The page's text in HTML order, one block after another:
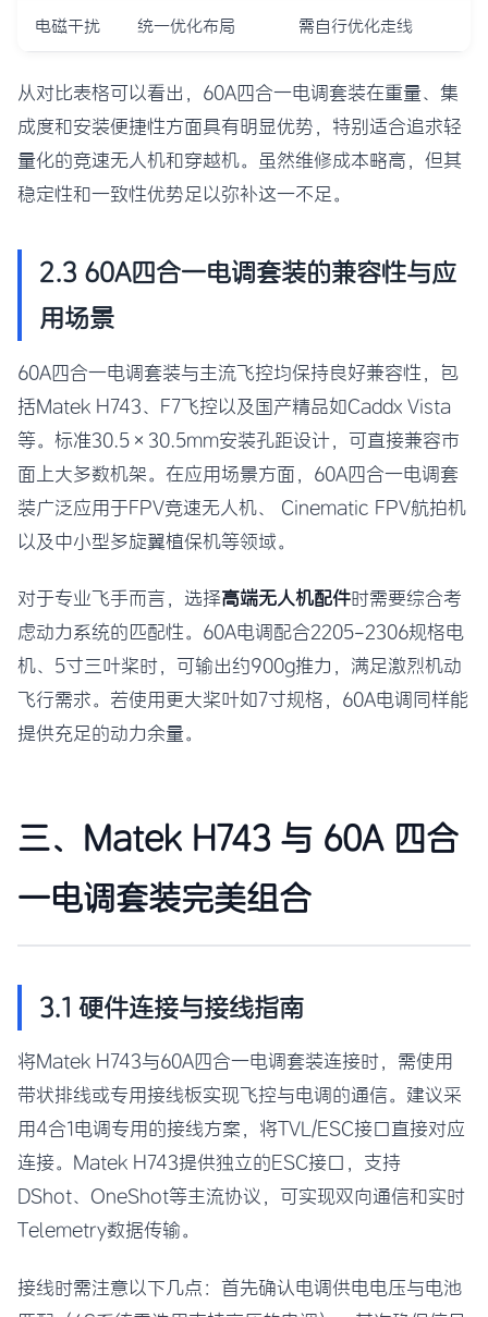
电磁干扰 统一优化布局 需自行优化走线
从对比表格可以看出，60A四合一电调套装在重量、集
成度和安装便捷性方面具有明显优势，特别适合追求轻
量化的竞速无人机和穿越机。虽然维修成本略高，但其
稳定性和一致性优势足以弥补这一不足。
2.3 60A四合一电调套装的兼容性与应
用场景
60A四合一电调套装与主流飞控均保持良好兼容性，包
括Matek H743、F7飞控以及国产精品如Caddx Vista
等。标准30.5×30.5mm安装孔距设计，可直接兼容市
面上大多数机架。在应用场景方面，60A四合一电调套
装广泛应用于FPV竞速无人机、 Cinematic FPV航拍机
以及中小型多旋翼植保机等领域。
对于专业飞手而言，选择高端无人机配件时需要综合考
虑动力系统的匹配性。60A电调配合2205-2306规格电
机、5寸三叶桨时，可输出约900g推力，满足激烈机动
飞行需求。若使用更大桨叶如7寸规格，60A电调同样能
提供充足的动力余量。
三、Matek H743 与 60A 四合
一电调套装完美组合
3.1 硬件连接与接线指南
将Matek H743与60A四合一电调套装连接时，需使用
带状排线或专用接线板实现飞控与电调的通信。建议采
用4合1电调专用的接线方案，将TVL/ESC接口直接对应
连接。Matek H743提供独立的ESC接口，支持
DShot、OneShot等主流协议，可实现双向通信和实时
Telemetry数据传输。
接线时需注意以下几点：首先确认电调供电电压与电池